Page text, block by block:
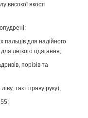
високої якості
пальців для надійного
легкого одягання;
порізів та
так і праву руку);